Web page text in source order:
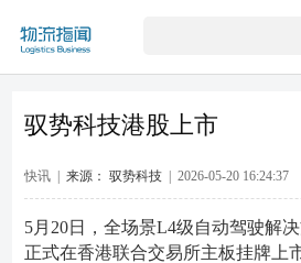
驭势科技港股上市
快讯 | 来源： 驭势科技| 2026-05-20 16:24:37
5月20日，全场景L4级自动驾驶解
正式在香港联合交易所主板挂牌上